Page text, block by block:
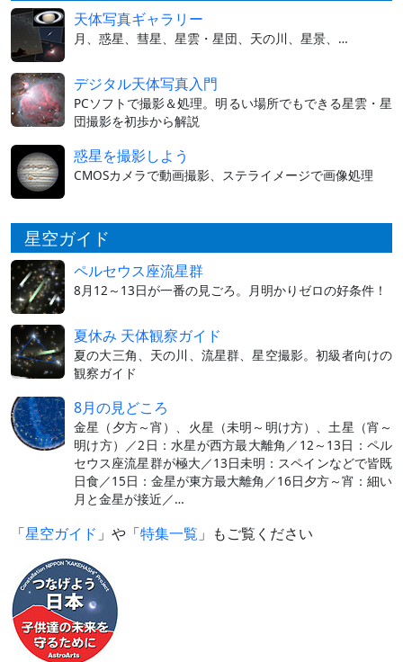
天体写真ギャラリー
月、惑星、彗星、星雲・星団、天の川、星景、…
デジタル天体写真入門
PCソフトで撮影＆処理。明るい場所でもできる星雲・星
団撮影を初歩から解説
惑星を撮影しよう
CMOSカメラで動画撮影、ステライメージで画像処理
星空ガイド
ペルセウス座流星群
8月12～13日が一番の見ごろ。月明かりゼロの好条件！
夏休み 天体観察ガイド
夏の大三角、天の川、流星群、星空撮影。初級者向けの
観察ガイド
8月の見どころ
金星（夕方～宵）、火星（未明～明け方）、土星（宵～
明け方）／2日：水星が西方最大離角／12～13日：ペル
セウス座流星群が極大／13日未明：スペインなどで皆既
日食／15日：金星が東方最大離角／16日夕方～宵：細い
月と金星が接近／…
「星空ガイド 」や「特集一覧 」もご覧ください